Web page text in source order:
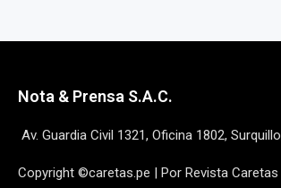
Nota & Prensa S.A.C.
Av. Guardia Civil 1321, Oficina 1802,
Copyright ©caretas.pe | Por Revista Caretas